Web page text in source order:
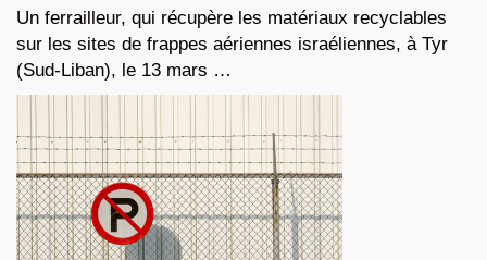
Un ferrailleur, qui récupère les matériaux recyclables
sur les sites de frappes aériennes israéliennes, à Tyr
(Sud-Liban), le 13 mars …